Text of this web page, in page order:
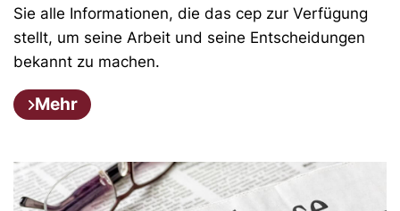
Sie alle Informationen, die das cep zur Verfügung
stellt, um seine Arbeit und seine Entscheidungen
bekannt zu machen.
Mehr